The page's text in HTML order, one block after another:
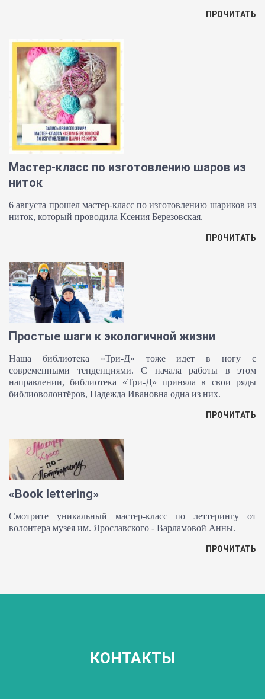
ПРОЧИТАТЬ
Мастер-класс по изготовлению шаров из
ниток
6 августа прошел мастер-класс по изготовлению шариков из
ниток, который проводила Ксения Березовская.
ПРОЧИТАТЬ
Простые шаги к экологичной жизни
Наша библиотека «Три-Д» тоже идет в ногу с
современными тенденциями. С начала работы в этом
направлении, библиотека «Три-Д» приняла в свои ряды
библиоволонтёров, Надежда Ивановна одна из них.
ПРОЧИТАТЬ
«Book lettering»
Смотрите уникальный мастер-класс по леттерингу от
волонтера музея им. Ярославского - Варламовой Анны.
ПРОЧИТАТЬ
КОНТАКТЫ